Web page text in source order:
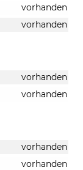
vorhanden
vorhanden
vorhanden
vorhanden
vorhanden
vorhanden